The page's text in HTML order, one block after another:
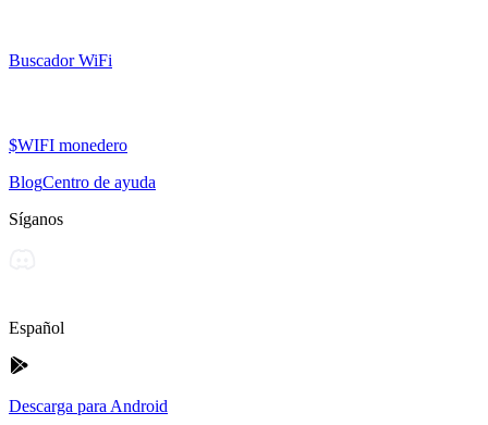
Buscador WiFi
$WIFI monedero
BlogCentro de ayuda
Síganos
Español
Descarga para Android